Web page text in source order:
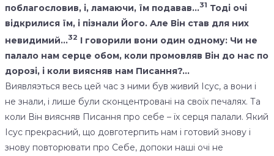
поблагословив, і, ламаючи, їм подавав…31 Тоді очі
відкрилися їм, і пізнали Його. Але Він став для них
невидимий…32 І говорили вони один одному: Чи не
палало нам серце обом, коли промовляв Він до нас по
дорозі, і коли виясняв нам Писання?…
Виявляэться весь цей час з ними був живий Ісус, а вони і
не знали, і лише були сконцентровані на своїх печалях. Та
коли Він виясняв Писання про себе – їх серця палали. Який
Ісус прекрасний, що довготерпить нам і готовий знову і
знову повторювати про Себе, допоки наші очі не